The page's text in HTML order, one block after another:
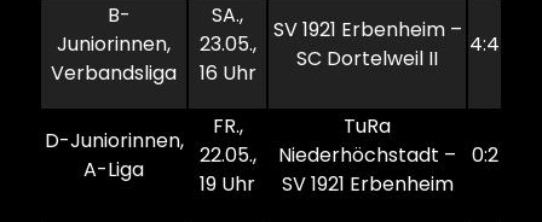
B-
Juniorinnen,
Verbandsliga
SA.,
23.05.,
16 Uhr
SV 1921 Erbenheim –
SC Dortelweil II
4:4
D-Juniorinnen,
A-Liga
FR.,
22.05.,
19 Uhr
TuRa
Niederhöchstadt –
SV 1921 Erbenheim
0:2